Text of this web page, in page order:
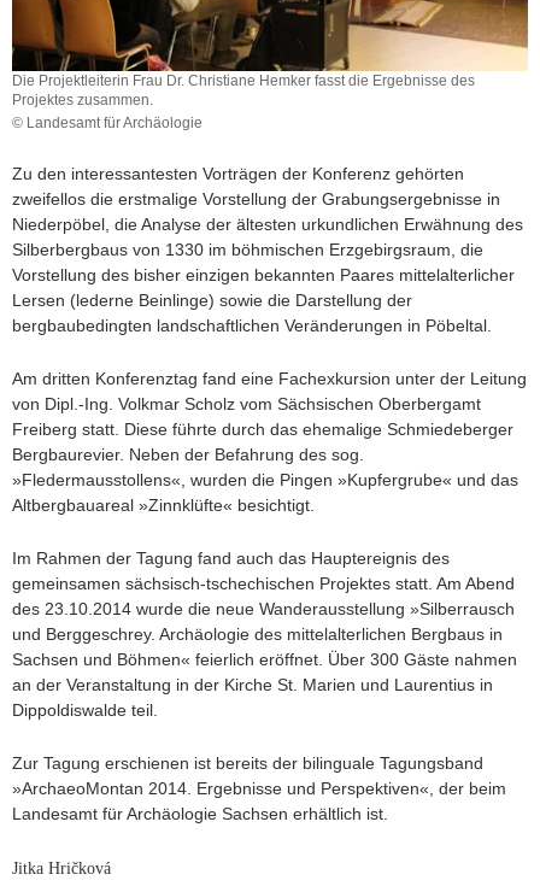
Die Projektleiterin Frau Dr. Christiane Hemker fasst die Ergebnisse des
Projektes zusammen.
© Landesamt für Archäologie
Projektleiterin
Frau
Christiane
Hemker
fasst
die
Ergebnisse
Projektes
zusammen.
Zu den interessantesten Vorträgen der Konferenz gehörten
zweifellos die erstmalige Vorstellung der Grabungsergebnisse in
Niederpöbel, die Analyse der ältesten urkundlichen Erwähnung des
Silberbergbaus von 1330 im böhmischen Erzgebirgsraum, die
Vorstellung des bisher einzigen bekannten Paares mittelalterlicher
Lersen (lederne Beinlinge) sowie die Darstellung der
bergbaubedingten landschaftlichen Veränderungen in Pöbeltal.
Am dritten Konferenztag fand eine Fachexkursion unter der Leitung
von Dipl.-Ing. Volkmar Scholz vom Sächsischen Oberbergamt
Freiberg statt. Diese führte durch das ehemalige Schmiedeberger
Bergbaurevier. Neben der Befahrung des sog.
»Fledermausstollens«, wurden die Pingen »Kupfergrube« und das
Altbergbauareal »Zinnklüfte« besichtigt.
Im Rahmen der Tagung fand auch das Hauptereignis des
gemeinsamen sächsisch-tschechischen Projektes statt. Am Abend
des 23.10.2014 wurde die neue Wanderausstellung »Silberrausch
und Berggeschrey. Archäologie des mittelalterlichen Bergbaus in
Sachsen und Böhmen« feierlich eröffnet. Über 300 Gäste nahmen
an der Veranstaltung in der Kirche St. Marien und Laurentius in
Dippoldiswalde teil.
Zur Tagung erschienen ist bereits der bilinguale Tagungsband
»ArchaeoMontan 2014. Ergebnisse und Perspektiven«, der beim
Landesamt für Archäologie Sachsen erhältlich ist.
Jitka Hričková